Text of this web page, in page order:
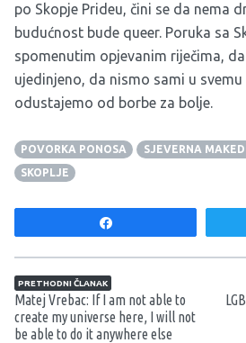
po Skopje Prideu, čini se da nema
budućnost bude queer. Poruka sa
spomenutim opjevanim riječima,
ujedinjeno, da nismo sami u
odustajemo od borbe za bolje.
POVORKA PONOSA SJEVERNA
SKOPLJE
Navigacija članaka
PRETHODNI ČLANAK
Matej Vrebac: If I am not able to
create my universe here, I will not
be able to do it anywhere else